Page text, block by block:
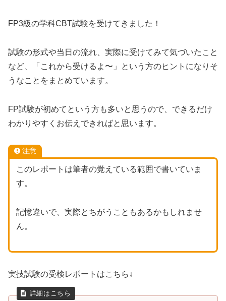
FP3級の学科CBT試験を受けてきました！
試験の形式や当日の流れ、実際に受けてみて気づいたこと
など、「これから受けるよ〜」という方のヒントになりそ
うなことをまとめています。
FP試験が初めてという方も多いと思うので、できるだけ
わかりやすくお伝えできればと思います。
注意
このレポートは筆者の覚えている範囲で書いていま
す。
記憶違いで、実際とちがうこともあるかもしれませ
ん。
実技試験の受検レポートはこちら↓